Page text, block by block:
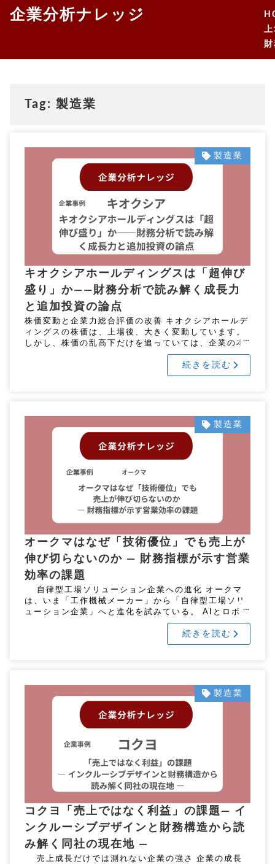
企業分析ナレッジ
Tag: 製造業
製造業
キオクシアホールディングスは「超伸び
盛り」か――財務分析で読み解く成長力
と追加投資の論点
株価変動と企業力総合評価の改善 キオクシアホールデ
ィングスの株価は、上場後、大きく変動しています。
しかし、株価の乱高下だけを追っていては、企業の本
当の実力を正しく判断することはできません。 では、
続きを読む
製造業
オークマはなぜ「技術優位」でも売上が
伸び切らないのか ― 財務指標が示す営業
効率の課題
自律型工場ソリューション企業への進化 オークマ
は、いま「工作機械メーカー」から「自律型工場ソリ
ューション企業」へと進化を試みている。 AIとロボッ
トを融合し、無人長時間稼働を可能にする“未来工 […]
続きを読む
製造業
コクヨ「売上ではなく利益」の課題― イ
ンクルーシブデザインと財務構造から読
み解く同社の現在地 ―
売上成長だけでは測れない企業の強さ 企業の成長